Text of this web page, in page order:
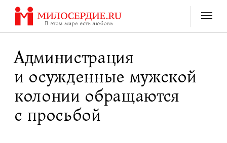
Перейти
содержанию
Администрация
и осужденные мужской
колонии обращаются
с просьбой